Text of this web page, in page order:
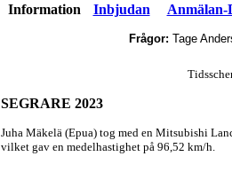
Information Inbjudan Anmälan-
Frågor: Tage
SEGRARE 2023
Juha Mäkelä (Epua) tog med en Mitsubishi
vilket gav en medelhastighet på 96,52 km/h.